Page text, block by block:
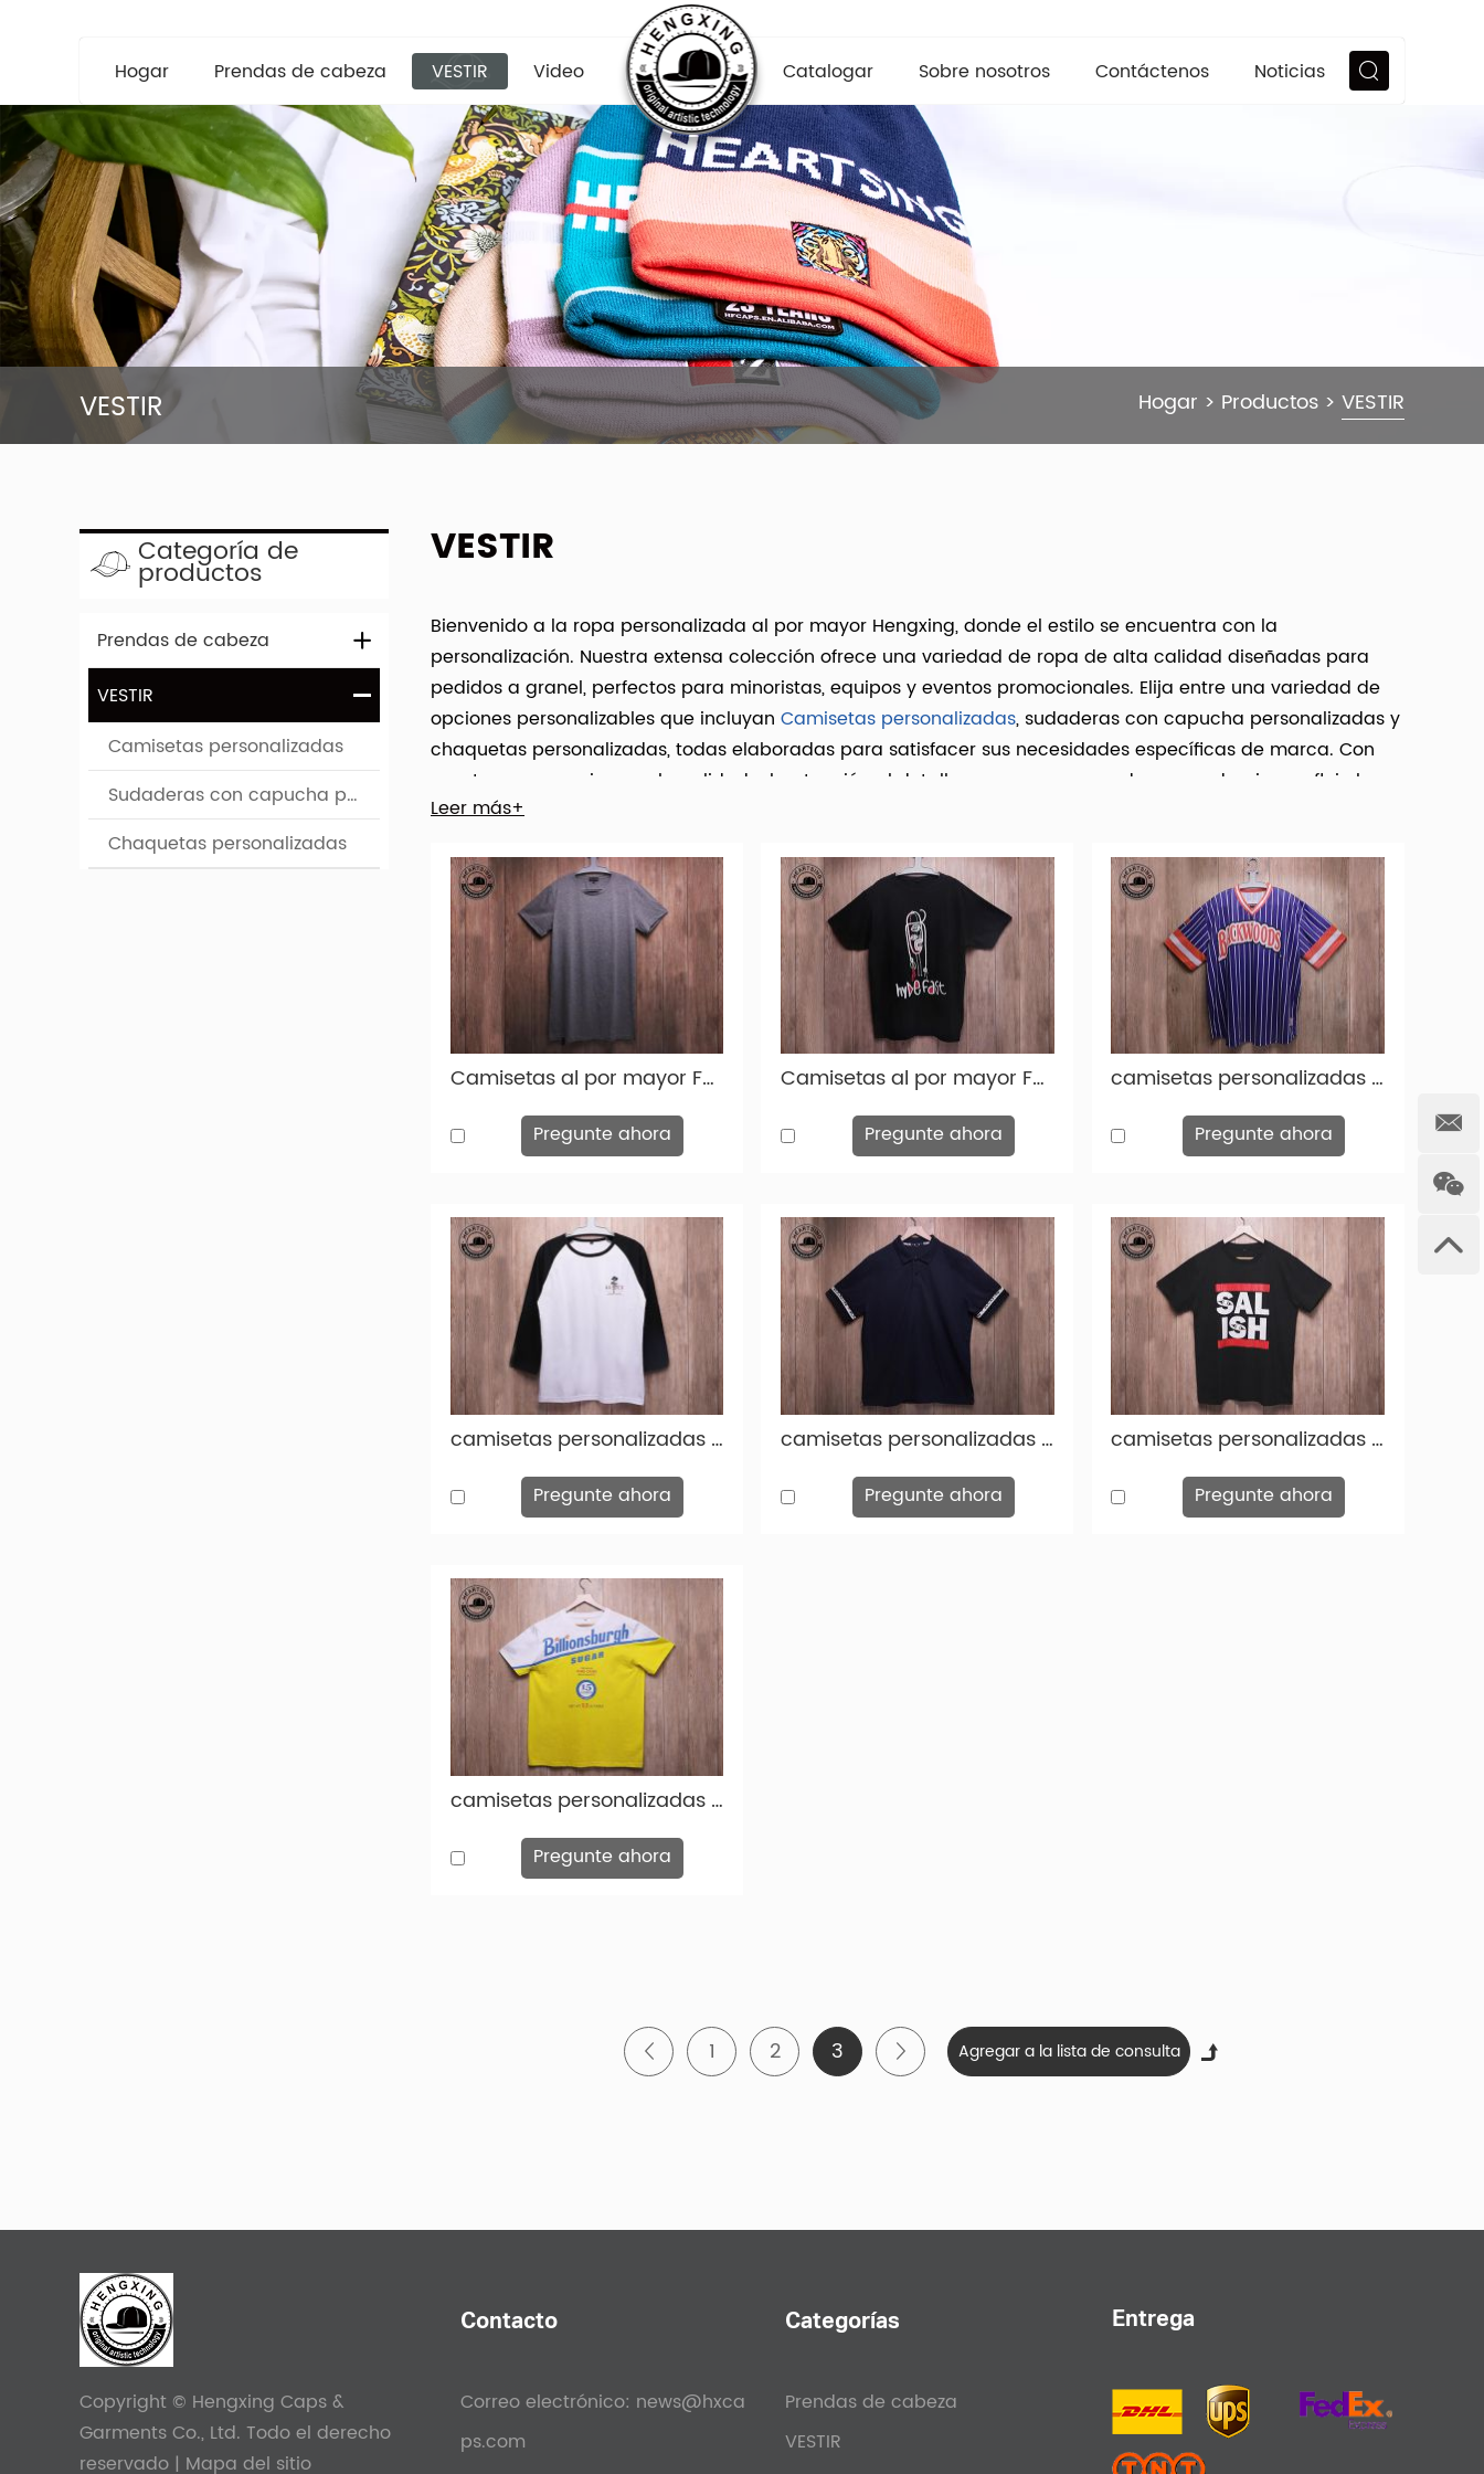
Hogar Prendas de cabeza VESTIR Video Catalogar Sobre nosotros Contáctenos Noticias
VESTIR Hogar > Productos > VESTIR
VESTIR
Bienvenido a la ropa personalizada al por mayor Hengxing, donde el estilo se encuentra con la
personalización. Nuestra extensa colección ofrece una variedad de ropa de alta calidad diseñadas para
pedidos a granel, perfectos para minoristas, equipos y eventos promocionales. Elija entre una variedad de
opciones personalizables que incluyan Camisetas personalizadas, sudaderas con capucha personalizadas y
chaquetas personalizadas, todas elaboradas para satisfacer sus necesidades específicas de marca. Con
nuestro compromiso con la calidad y la atención al detalle, nos aseguramos de que cada pieza refleje la
identidad de su marca. Asóciese con Hengxing para elevar sus ofertas de mercancías y proporcionar a sus
Leer más+
Camisetas al por mayor Fashion de moda gris estampado de algodón THSH008
Pregunte ahora
Camisetas al por mayor Fashion Fashion de algodón negro Tieta THSH006
Pregunte ahora
camisetas personalizadas para hombres moda personalizada de algodón azul estampado thish-tsh005
Pregunte ahora
camisetas personalizadas para hombres moda personalizada con estampado de algodón blanco thish-tsh004
Pregunte ahora
camisetas personalizadas para hombres moda personalizada algodón negro estampado polo thish-tsh003
Pregunte ahora
camisetas personalizadas para hombres moda personalizada con estampado de algodón negro thish-tsh002
Pregunte ahora
camisetas personalizadas para hombres moda personalizada con estampado de algodón amarillo blanco thish-tsh001
Pregunte ahora
1 2 3
Categoría de
productos
Prendas de cabeza
VESTIR
Camisetas personalizadas
Sudaderas con capucha personalizadas
Chaquetas personalizadas
Copyright © Hengxing Caps &
Garments Co., Ltd. Todo el derecho
reservado | Mapa del sitio
Contacto
Correo electrónico: news@hxca
ps.com
Categorías
Prendas de cabeza
VESTIR
Entrega